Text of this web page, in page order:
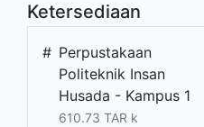
Ketersediaan
# Perpustakaan
Politeknik Insan
Husada - Kampus 1
610.73 TAR k